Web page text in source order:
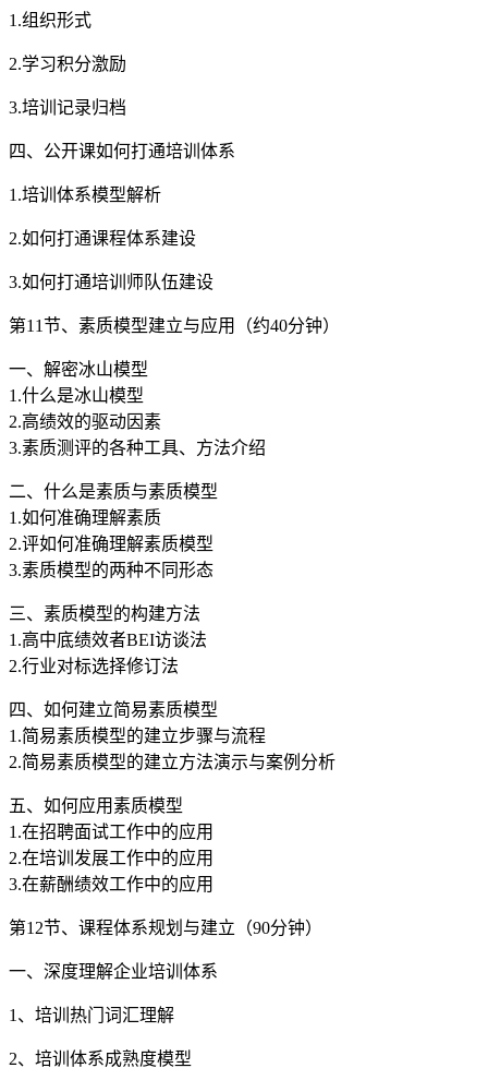
1.组织形式
2.学习积分激励
3.培训记录归档
四、公开课如何打通培训体系
1.培训体系模型解析
2.如何打通课程体系建设
3.如何打通培训师队伍建设
第11节、素质模型建立与应用（约40分钟）
一、解密冰山模型
1.什么是冰山模型
2.高绩效的驱动因素
3.素质测评的各种工具、方法介绍
二、什么是素质与素质模型
1.如何准确理解素质
2.评如何准确理解素质模型
3.素质模型的两种不同形态
三、素质模型的构建方法
1.高中底绩效者BEI访谈法
2.行业对标选择修订法
四、如何建立简易素质模型
1.简易素质模型的建立步骤与流程
2.简易素质模型的建立方法演示与案例分析
五、如何应用素质模型
1.在招聘面试工作中的应用
2.在培训发展工作中的应用
3.在薪酬绩效工作中的应用
第12节、课程体系规划与建立（90分钟）
一、深度理解企业培训体系
1、培训热门词汇理解
2、培训体系成熟度模型